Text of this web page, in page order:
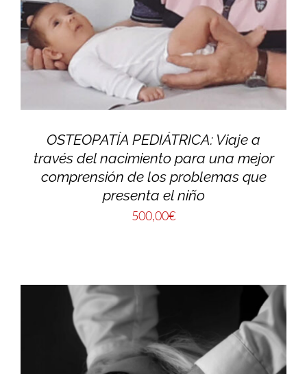
OSTEOPATÍA PEDIÁTRICA: Viaje a
través del nacimiento para una mejor
comprensión de los problemas que
presenta el niño
500,00€